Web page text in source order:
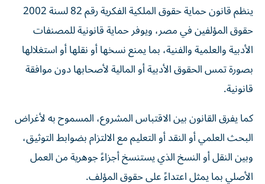
ينظم قانون حماية حقوق الملكية الفكرية رقم 82 لسنة 2002
حقوق المؤلفين في مصر، ويوفر حماية قانونية للمصنفات
الأدبية والعلمية والفنية، بما يمنع نسخها أو نقلها أو استغلالها
بصورة تمس الحقوق الأدبية أو المالية لأصحابها دون موافقة
قانونية.
كما يفرق القانون بين الاقتباس المشروع، المسموح به لأغراض
البحث العلمي أو النقد أو التعليم مع الالتزام بضوابط التوثيق،
وبين النقل أو النسخ الذي يستنسخ أجزاءً جوهرية من العمل
الأصلي بما يمثل اعتداءً على حقوق المؤلف.